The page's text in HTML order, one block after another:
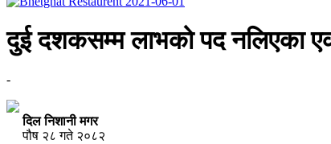
दुई दशकसम्म लाभको पद नलिएका
-
दिल निशानी मगर
पौष २८ गते २०८२